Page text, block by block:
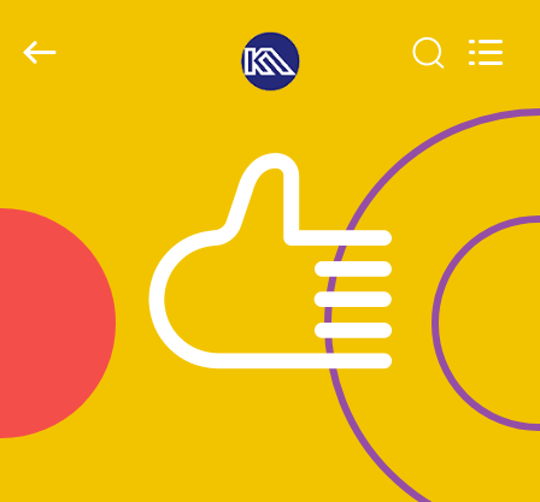
PRODUCTEN
FABRIEKSTOCHT
KWALITEITSCONTROLE
Ltd..